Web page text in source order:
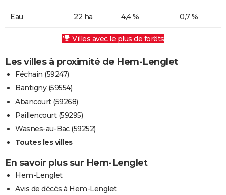
Eau 22 ha 4,4 % 0,7 %
Villes avec le plus de forêts
Les villes à proximité de Hem-Lenglet
Féchain (59247)
Bantigny (59554)
Abancourt (59268)
Paillencourt (59295)
Wasnes-au-Bac (59252)
Toutes les villes
En savoir plus sur Hem-Lenglet
Hem-Lenglet
Avis de décès à Hem-Lenglet